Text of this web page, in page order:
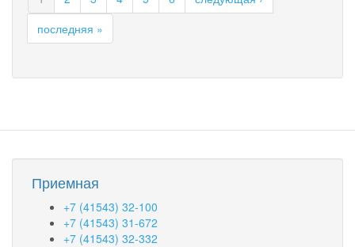
р/06-
15
от
последняя »
Приемная
+7 (41543) 32-100
+7 (41543) 31-672
+7 (41543) 32-332